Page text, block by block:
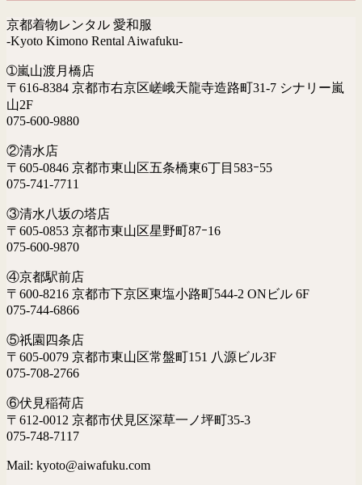
京都着物レンタル 愛和服
-Kyoto Kimono Rental Aiwafuku-
➀嵐山渡月橋店
〒616-8384 京都市右京区嵯峨天龍寺造路町31-7 シナリー嵐
山2F
075-600-9880
②清水店
〒605-0846 京都市東山区五条橋東6丁目583ｰ55
075-741-7711
③清水八坂の塔店
〒605-0853 京都市東山区星野町87ｰ16
075-600-9870
④京都駅前店
〒600-8216 京都市下京区東塩小路町544-2 ONビル 6F
075-744-6866
⑤祇園四条店
〒605-0079 京都市東山区常盤町151 八源ビル3F
075-708-2766
⑥伏見稲荷店
〒612-0012 京都市伏見区深草一ノ坪町35-3
075-748-7117
Mail: kyoto@aiwafuku.com